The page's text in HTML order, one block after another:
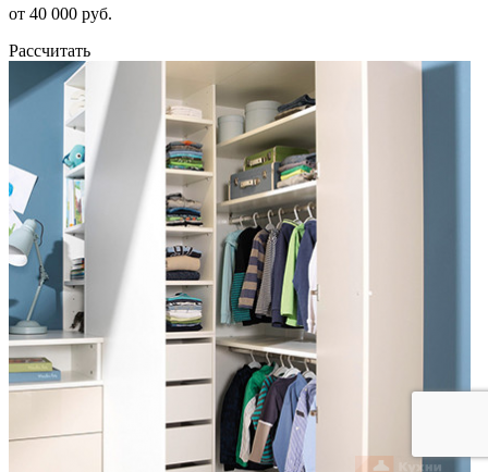
от 40 000 руб.
Рассчитать